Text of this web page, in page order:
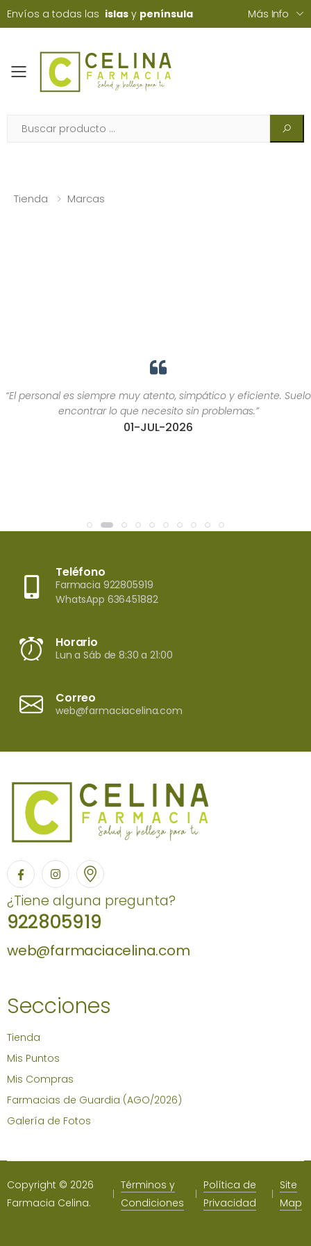
Envíos a todas las islas y península Más Info
Toggle mobile menu
Tienda Marcas
“El personal es siempre muy atento, simpático y eficiente. Suelo
encontrar lo que necesito sin problemas.”
01-JUL-2026
Teléfono
Farmacia 922805919
WhatsApp 636451882
Horario
Lun a Sáb de 8:30 a 21:00
Correo
web@farmaciacelina.com
¿Tiene alguna pregunta?
922805919
web@farmaciacelina.com
Secciones
Tienda
Mis Puntos
Mis Compras
Farmacias de Guardia (AGO/2026)
Galería de Fotos
Copyright © 2026
Farmacia Celina.
Términos y
Condiciones
Política de
Privacidad
Site
Map